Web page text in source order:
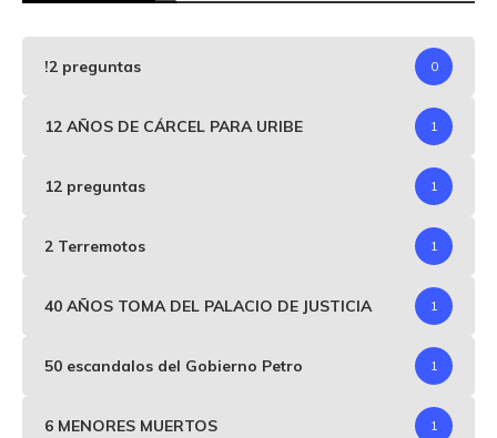
!2 preguntas 0
12 AÑOS DE CÁRCEL PARA URIBE 1
12 preguntas 1
2 Terremotos 1
40 AÑOS TOMA DEL PALACIO DE JUSTICIA 1
50 escandalos del Gobierno Petro 1
6 MENORES MUERTOS 1